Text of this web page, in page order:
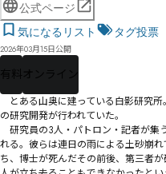
公式ページ
気になるリスト
タグ投票
2026年03月15日公開
有料 オンライン
とある山奥に建っている白影研究所
の研究開発が行われていた。
研究員の3人・パトロン・記者が集
れる。彼らは連日の雨による土砂崩
ち、博士が死んだその前後、第三者